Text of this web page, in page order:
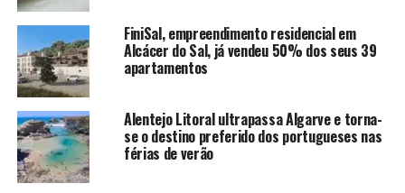
FiniSal, empreendimento residencial em
Alcácer do Sal, já vendeu 50% dos seus 39
apartamentos
Alentejo Litoral ultrapassa Algarve e torna-
se o destino preferido dos portugueses nas
férias de verão